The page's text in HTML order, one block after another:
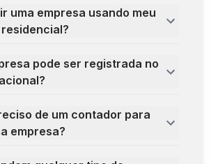
uma empresa usando meu
pode ser registrada no
de um contador para
empresa?